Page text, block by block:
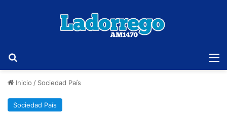
Inicio / Sociedad País
Sociedad País